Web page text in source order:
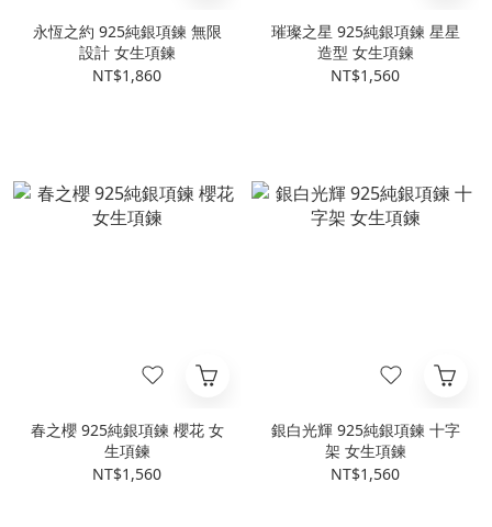
永恆之約 925純銀項鍊 無限
設計 女生項鍊
NT$1,860
璀璨之星 925純銀項鍊 星星
造型 女生項鍊
NT$1,560
春之櫻 925純銀項鍊 櫻花 女
生項鍊
NT$1,560
銀白光輝 925純銀項鍊 十字
架 女生項鍊
NT$1,560